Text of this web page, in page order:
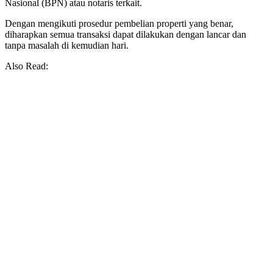
Nasional (BPN) atau notaris terkait.
Dengan mengikuti prosedur pembelian properti yang benar,
diharapkan semua transaksi dapat dilakukan dengan lancar dan
tanpa masalah di kemudian hari.
Also Read: